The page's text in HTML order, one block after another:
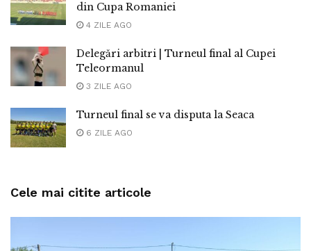
din Cupa Romaniei
4 ZILE AGO
Delegări arbitri | Turneul final al Cupei
Teleormanul
3 ZILE AGO
Turneul final se va disputa la Seaca
6 ZILE AGO
Cele mai citite articole